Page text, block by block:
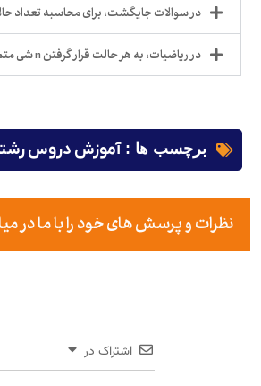
در سوالات جایگشت، برای محاسبه تعداد
در ریاضیات، به هر حالت قرار گرفتن n شی متمایز در کنار هم چه چیزی گفته می شود؟
برچسب ها :آموزش دروس
نظرات و پرسش های خود را با ما در
اشتراک در